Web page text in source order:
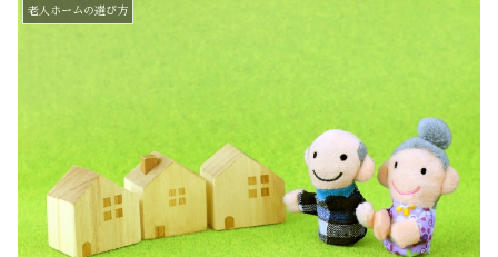
老人ホームの選び方